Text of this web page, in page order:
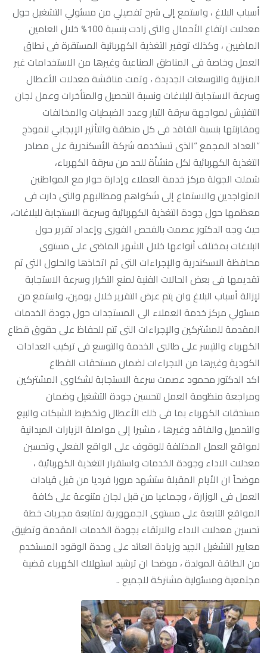
أسباب البلاغ ، واستمع إلى شرح تفصيلي من مسئولي التشغيل حول
معدلات ارتفاع الأحمال والتى زادت بنسبة 100% خلال العامين
الماضيين ، وكذلك توفير التغذية الكهربائية المستقرة فى نطاق
العمل وخاصة فى المناطق الصناعية وغيرها من الاستخدامات غير
المنزلية والتوسعات الجديدة ، وتمت مناقشة معدلات الأعطال
وسرعة الاستجابة للبلاغات ونسبة التحصيل والمتأخرات وعمل لجان
التفتيش لمواجهة سرقة التيار وعدد الضبطيات والمخالفات
ومقارنتها بنسبة الفاقد فى كل منطقة والتأثير الإيجابي لنموذج
“العداد المجمع “الذى تستخدمه شركة الأسكندرية على مصادر
التغذية الكهربائية لكل منشأة للحد من سرقة الكهرباء،
شملت الجولة مركز خدمة العملاء وإدارة حوار مع المواطنين
المتواجدين والاستماع إلى شكواهم ومطالبهم والتى دارت فى
معظمها حول جودة التغذية الكهربائية وسرعة الاستجابة للبلاغات،
حيث وجه الدكتور عصمت بالفحص الفورى وإعداد تقرير حول
البلاغات بمختلف أنواعها خلال الشهر الماضى على مستوى
محافظة الاسكندرية والإجراءات التى تم اتخاذها والحلول التى تم
تقديمها فى بعض الحالات الفنية لمنع التكرار وسرعة الاستجابة
لإزالة أسباب البلاغ وان يتم عرض التقرير خلال يومين، واستمع من
مسئولي مركز خدمة العملاء الى المستجدات حول جودة الخدمات
المقدمة للمشتركين والإجراءات التى تتم للحفاظ على حقوق قطاع
الكهرباء والتيسر على طالبى الخدمة والتوسع فى تركيب العدادات
الكودية وغيرها من الاجراءات لضمان مستحقات القطاع
اكد الدكتور محمود عصمت سرعة الاستجابة لشكاوى المشتركين
ومراجعة منظومة العمل لتحسين جودة التشغيل وضمان
مستحقات الكهرباء بما فى ذلك الأعطال وتخطيط الشبكات والبيع
والتحصيل والفاقد وغيرها ، مشيرا إلى مواصلة الزيارات الميدانية
لمواقع العمل المختلفة للوقوف على الواقع الفعلي وتحسين
معدلات الاداء وجودة الخدمات واستقرار التغذية الكهربائية ،
موضحاً ان الأيام المقبلة ستشهد مرورا فرديا من قبل قيادات
العمل فى الوزارة ، وجماعيا من قبل لجان متنوعة على كافة
المواقع التابعة على مستوى الجمهورية لمتابعة مجريات خطة
تحسين معدلات الاداء والارتقاء بجودة الخدمات المقدمة وتطبيق
معايير التشغيل الجيد وزيادة العائد على وحدة الوقود المستخدم
من الطاقة المولدة ، موضحا ان ترشيد استهلاك الكهرباء قضية
مجتمعية ومسئولية مشتركة للجميع ..